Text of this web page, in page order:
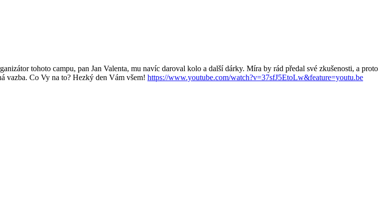
tohoto campu, pan Jan Valenta, mu navíc daroval kolo a další dárky. Míra by rád předal své zkušenosti, a proto
vazba. Co Vy na to? Hezký den Vám všem! https://www.youtube.com/watch?v=37sfJ5EtoLw&feature=youtu.be